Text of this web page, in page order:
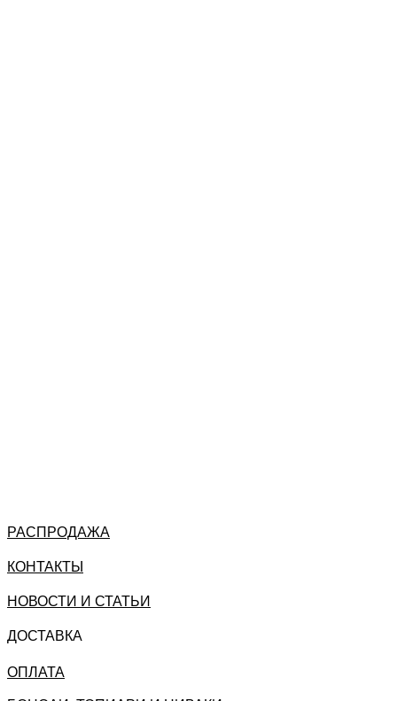
РАСПРОДАЖА
КОНТАКТЫ
НОВОСТИ И СТАТЬИ
ДОСТАВКА
ОПЛАТА